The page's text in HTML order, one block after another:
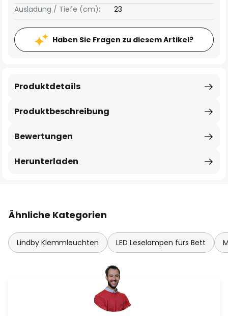
Ausladung / Tiefe (cm): 23
Haben Sie Fragen zu diesem Artikel?
Produktbeschreibung
Produktdetails
Bewertungen
Herunterladen
Ähnliche Kategorien
Lindby Klemmleuchten LED Leselampen fürs Bett